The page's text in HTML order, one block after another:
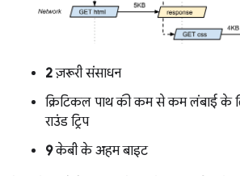
2ज़रूरी संसाधन
क्रिटिकल पाथ की कम से कम लंबाई के
राउंड ट्रिप
9केबी के अहम बाइट